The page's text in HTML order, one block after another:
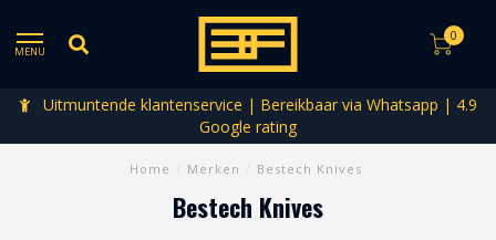
MENU
0
Uitmuntende klantenservice | Bereikbaar via Whatsapp | 4.9
Google rating
Home Merken Bestech Knives
Bestech Knives